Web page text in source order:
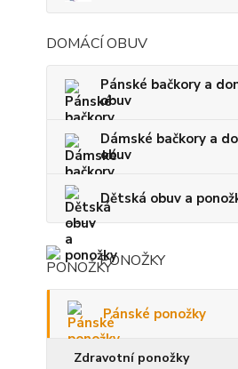
DOMÁCÍ OBUV
Pánské bačkory a
obuv
Dámské bačkory a
obuv
Dětská obuv a
PONOŽKY
Pánské ponožky
Zdravotní ponožky